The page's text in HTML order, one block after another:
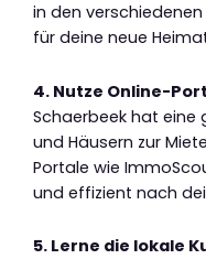
in den
für deine neue
4. Nutze Online-
Schaerbeek hat eine
und Häusern zur
Portale wie
und effizient nach
5. Lerne die lokale